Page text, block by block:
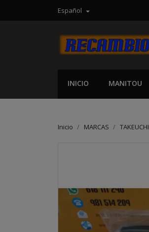
Español 
INICIO MANITOU
Inicio MARCAS TAKEUCHI